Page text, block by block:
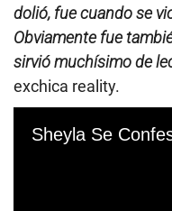
dolió, fue cuando se
Obviamente fue
sirvió muchísimo de
exchica reality.
Sheyla Se